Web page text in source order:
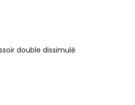
double dissimulé